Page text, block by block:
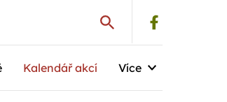
Kalendář akcí Více